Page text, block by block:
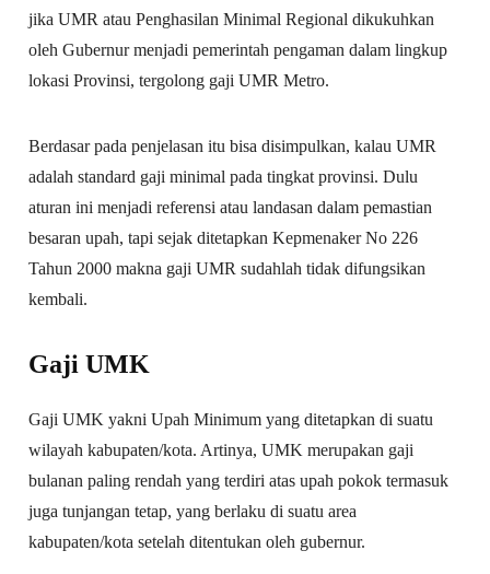
jika UMR atau Penghasilan Minimal Regional dikukuhkan
oleh Gubernur menjadi pemerintah pengaman dalam lingkup
lokasi Provinsi, tergolong gaji UMR Metro.
Berdasar pada penjelasan itu bisa disimpulkan, kalau UMR
adalah standard gaji minimal pada tingkat provinsi. Dulu
aturan ini menjadi referensi atau landasan dalam pemastian
besaran upah, tapi sejak ditetapkan Kepmenaker No 226
Tahun 2000 makna gaji UMR sudahlah tidak difungsikan
kembali.
Gaji UMK
Gaji UMK yakni Upah Minimum yang ditetapkan di suatu
wilayah kabupaten/kota. Artinya, UMK merupakan gaji
bulanan paling rendah yang terdiri atas upah pokok termasuk
juga tunjangan tetap, yang berlaku di suatu area
kabupaten/kota setelah ditentukan oleh gubernur.